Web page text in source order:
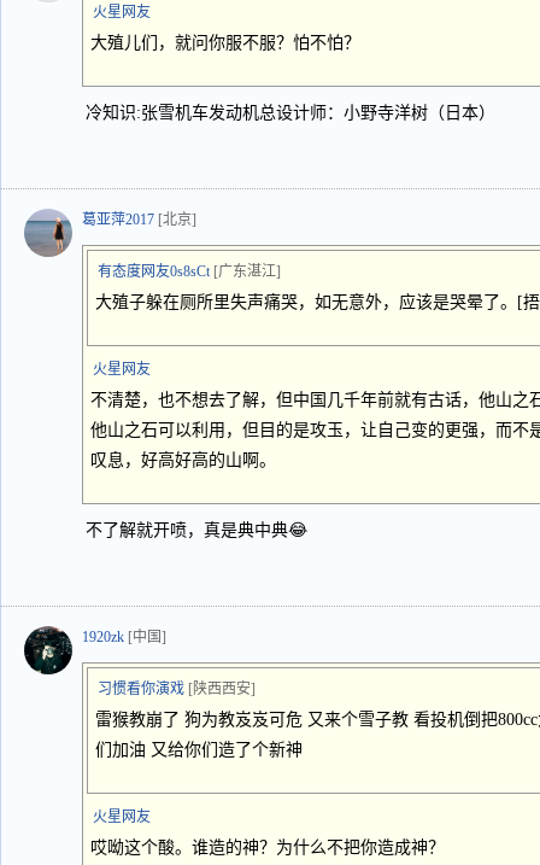
火星网友
大殖儿们，就问你服不服？怕不怕？
冷知识:张雪机车发动机总设计师：小野寺洋树（日本）
葛亚萍2017 [北京]
有态度网友0s8sCt [广东湛江]
大殖子躲在厕所里失声痛哭，如无意外，应该是哭晕了。[
火星网友
不清楚，也不想去了解，但中国几千年前就有古话，他山之
他山之石可以利用，但目的是攻玉，让自己变的更强，而不
叹息，好高好高的山啊。
不了解就开喷，真是典中典😂
1920zk [中国]
习惯看你演戏 [陕西西安]
雷猴教崩了 狗为教岌岌可危 又来个雪子教 看投机倒把
们加油 又给你们造了个新神
火星网友
哎呦这个酸。谁造的神？为什么不把你造成神？